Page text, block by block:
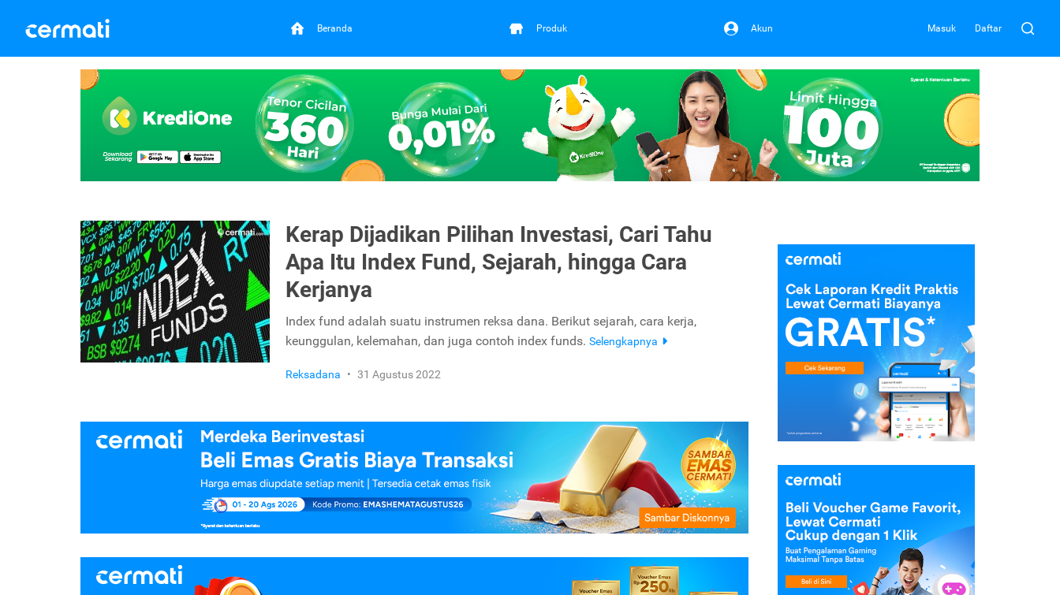
Beranda Produk Akun Masuk Daftar
Kerap Dijadikan Pilihan Investasi, Cari Tahu
Apa Itu Index Fund, Sejarah, hingga Cara
Kerjanya
Index fund adalah suatu instrumen reksa dana. Berikut sejarah, cara kerja,
keunggulan, kelemahan, dan juga contoh index funds. Selengkapnya
Reksadana • 31 Agustus 2022